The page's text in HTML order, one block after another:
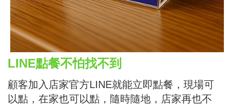
LINE點餐不怕找不到
顧客加入店家官方LINE就能立即點餐，現場可
以點，在家也可以點，隨時隨地，店家再也不